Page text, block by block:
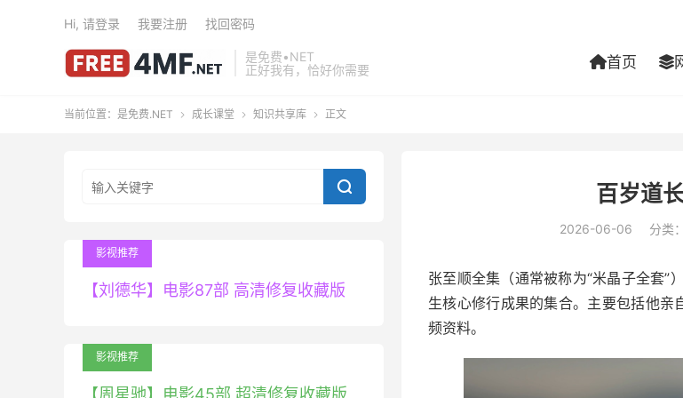
是免费•NET
正好我有，恰好你需要
首页
Hi, 请登录 我要注册 找回密码
当前位置： 是免费.NET  成长课堂  知识共享库  正文
百岁道
2026-06-06 分类：
张至顺全集（通常被称为“米晶子全套”
生核心修行成果的集合。主要包括他
频资料。

影视推荐
【刘德华】电影87部 高清修复收藏版
影视推荐
【周星驰】电影45部 超清修复收藏版